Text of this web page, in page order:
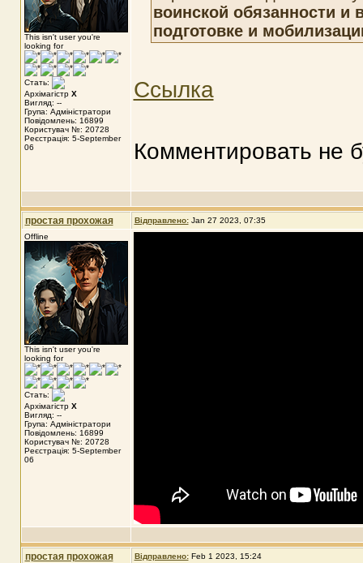
This isn't user you're
looking for
Стать:
Архімагістр X
Вигляд: --
Група: Адміністратори
Повідомлень: 16899
Користувач №: 20728
Реєстрація: 5-September
06
воинской обязанности и
подготовке и
Ссылка
Комментировать не
простая прохожая Відправлено: Jan 27 2023, 07:35
Offline
This isn't user you're
looking for
Стать:
Архімагістр X
Вигляд: --
Група: Адміністратори
Повідомлень: 16899
Користувач №: 20728
Реєстрація: 5-September
06
простая прохожая Відправлено: Feb 1 2023, 15:24